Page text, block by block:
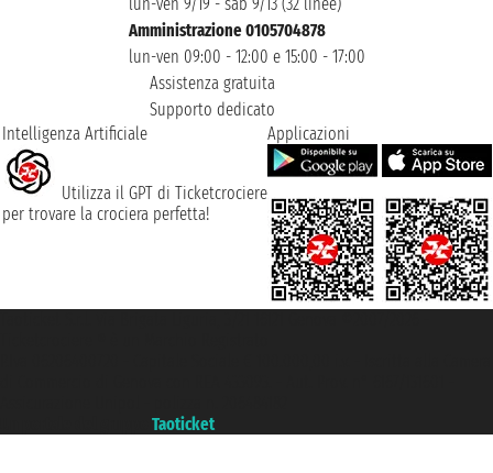
lun-ven 9/19 - sab 9/13 (32 linee)
Amministrazione 0105704878
lun-ven 09:00 - 12:00 e 15:00 - 17:00
Assistenza gratuita
Supporto dedicato
Intelligenza Artificiale
Utilizza il GPT di Ticketcrociere
per trovare la crociera perfetta!
Applicazioni
Taoticket